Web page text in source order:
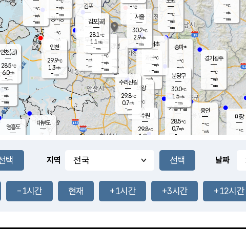
무의도
-℃
-m/s
-mm
영흥도
과천
- ℃
-m/s
- mm
-mm
-mm
용인
-℃
-m/s
경기광주
-℃
-m/s
-mm
℃
대부도
경서동
-℃
- m/s
-mm
-℃
-m/s
-mm
-℃
-m/s
-mm
- ℃
- m/s
-mm
마장
-℃
의왕
- ℃
m/s
mm
김포
- ℃
-m/s
mm
광명
- ℃
-m/s
-mm
부천
-℃
-m/s
-mm
-mm
-m/s
-mm
구로
-℃
-m/s
-mm
-℃
-m/s
- mm
-℃
-m/s
-mm
송파*
-℃
-m/s
-mm
서초
-℃
-m/s
-mm
기흥구갈
28.5℃
0.7m/s
-
수리산길
29.8℃
0.7m/s
-mm
분당구
30.0℃
1.5m/s
-mm
인천(공)
28.5℃
6.0m/s
-mm
김포(공)
28.1℃
1.1 m/s
-mm
수원
29.8℃
1.9m/s
인천
29.9℃
1.3m/s
-mm
서울
30.2℃
2.9m/s
-mm
지역 날짜
-1시간 현재 +1시간 +3시간 +12시간